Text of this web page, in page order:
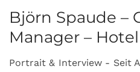
Björn Spaude –
Manager –
Portrait & Interview - Seit